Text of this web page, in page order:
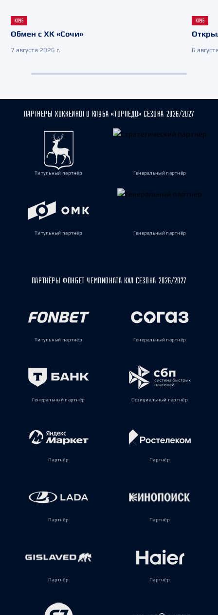
КЛУБ
Обмен с ХК «Сочи»
7 августа 2026 г.
КЛУБ
6
ПАРТНЁРЫ ХОККЕЙНОГО КЛУБА «ТОРПЕДО» СЕЗОНА 2026/2027
Титульный партнёр Генеральный партнёр
Титульный партнёр Генеральный партнёр
ПАРТНЁРЫ ФОНБЕТ ЧЕМПИОНАТА КХЛ СЕЗОНА 2026/2027
Титульный партнёр Генеральный партнёр
Генеральный партнёр Официальный партнёр
Партнёр Партнёр
Партнёр Партнёр
Партнёр Партнёр